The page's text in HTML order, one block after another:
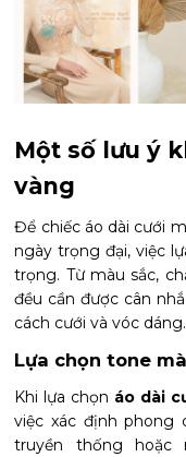
Một số lưu ý
vàng
Để chiếc áo dài cưới
ngày trọng đại, việc
trọng. Từ màu sắc,
đều cần được cân
cách cưới và vóc dáng.
Lựa chọn tone
Khi lựa chọn áo dài
việc xác định phong
truyền thống hoặc